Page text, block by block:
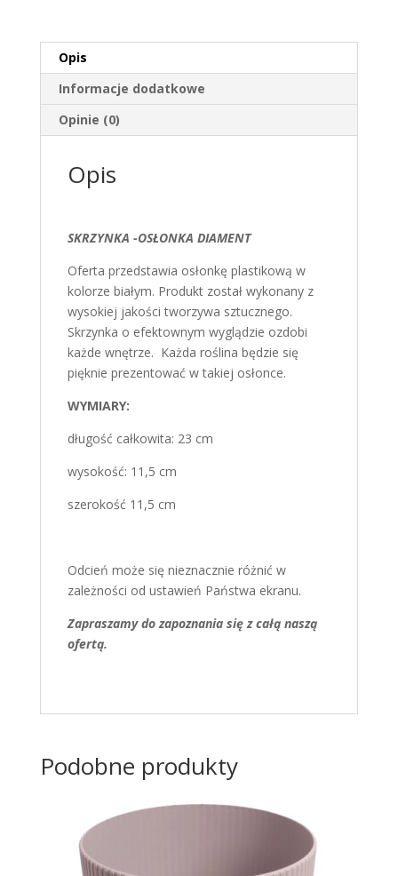
Opis
Informacje dodatkowe
Opinie (0)
Opis
SKRZYNKA -OSŁONKA DIAMENT
Oferta przedstawia osłonkę plastikową w
kolorze białym. Produkt został wykonany z
wysokiej jakości tworzywa sztucznego.
Skrzynka o efektownym wyglądzie ozdobi
każde wnętrze. Każda roślina będzie się
pięknie prezentować w takiej osłonce.
WYMIARY:
długość całkowita: 23 cm
wysokość: 11,5 cm
szerokość 11,5 cm
Odcień może się nieznacznie różnić w
zależności od ustawień Państwa ekranu.
Zapraszamy do zapoznania się z całą naszą
ofertą.
Podobne produkty